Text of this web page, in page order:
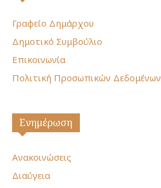
Γραφείο Δημάρχου
Δημοτικό Συμβούλιο
Επικοινωνία
Πολιτική Προσωπικών Δεδομένων
Ενημέρωση
Ανακοινώσεις
Διαύγεια